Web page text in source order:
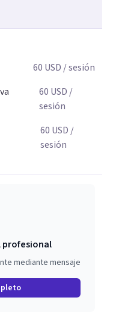
la ansiedad, la
así como a
Si estás listo
familiar
y empecemos a
60 USD / sesión
60 USD /
sesión
60 USD /
sesión
profesional
mediante mensaje